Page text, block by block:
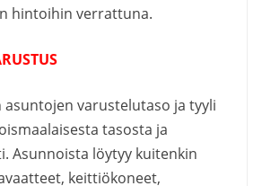
hintoihin verrattuna.
asuntojen varustelutaso ja tyyli
tasosta ja
Asunnoista löytyy kuitenkin
keittiökoneet,